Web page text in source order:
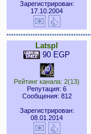
Зарегистрирован:
17.10.2004
Latspl
90 EGP
Рейтинг канала: 2(13)
Репутация: 6
Сообщения: 812
Зарегистрирован:
08.01.2014